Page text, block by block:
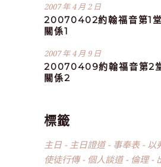
2007 年 4 月 2 日
20070402約翰福音第1
關係1
2007 年 4 月 9 日
20070409約翰福音第2
關係2
標籤
主日 主日證道 事奉表
以
使徒行傳
個人談道 倫理